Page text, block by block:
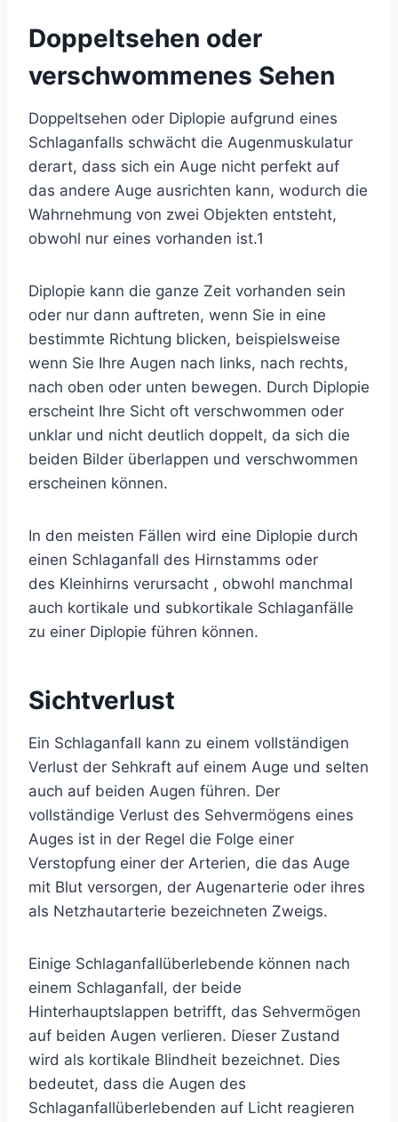
Doppeltsehen oder
verschwommenes Sehen
Doppeltsehen oder Diplopie aufgrund eines
Schlaganfalls schwächt die Augenmuskulatur
derart, dass sich ein Auge nicht perfekt auf
das andere Auge ausrichten kann, wodurch die
Wahrnehmung von zwei Objekten entsteht,
obwohl nur eines vorhanden ist.1
Diplopie kann die ganze Zeit vorhanden sein
oder nur dann auftreten, wenn Sie in eine
bestimmte Richtung blicken, beispielsweise
wenn Sie Ihre Augen nach links, nach rechts,
nach oben oder unten bewegen. Durch Diplopie
erscheint Ihre Sicht oft verschwommen oder
unklar und nicht deutlich doppelt, da sich die
beiden Bilder überlappen und verschwommen
erscheinen können.
In den meisten Fällen wird eine Diplopie durch
einen Schlaganfall des Hirnstamms oder
des Kleinhirns verursacht , obwohl manchmal
auch kortikale und subkortikale Schlaganfälle
zu einer Diplopie führen können.
Sichtverlust
Ein Schlaganfall kann zu einem vollständigen
Verlust der Sehkraft auf einem Auge und selten
auch auf beiden Augen führen. Der
vollständige Verlust des Sehvermögens eines
Auges ist in der Regel die Folge einer
Verstopfung einer der Arterien, die das Auge
mit Blut versorgen, der Augenarterie oder ihres
als Netzhautarterie bezeichneten Zweigs.
Einige Schlaganfallüberlebende können nach
einem Schlaganfall, der beide
Hinterhauptslappen betrifft, das Sehvermögen
auf beiden Augen verlieren. Dieser Zustand
wird als kortikale Blindheit bezeichnet. Dies
bedeutet, dass die Augen des
Schlaganfallüberlebenden auf Licht reagieren